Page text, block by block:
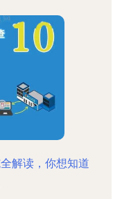
解读，你想知道